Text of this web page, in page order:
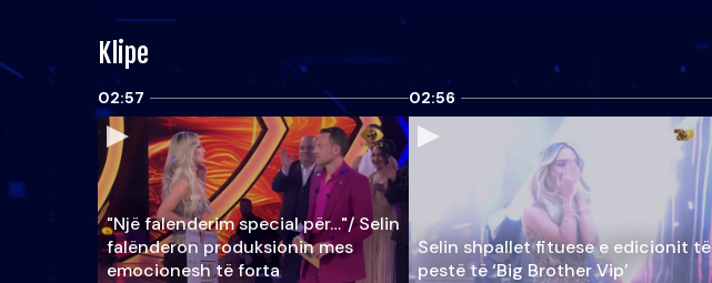
Klipe
02:57
"Një falenderim special për…"/ Selin
falënderon produksionin mes
emocionesh të forta
02:56
Selin shpallet fituese e edicionit të
pestë të ‘Big Brother Vip’